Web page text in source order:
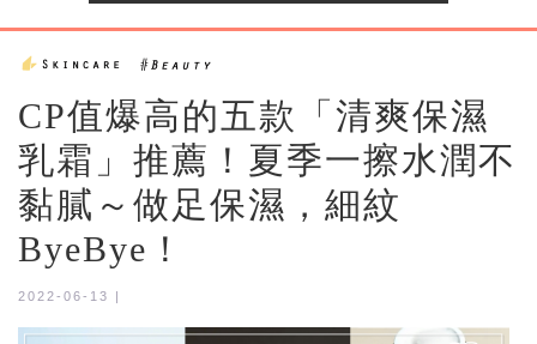
CP值爆高的五款「清爽保濕
乳霜」推薦！夏季一擦水潤不
黏膩～做足保濕，細紋
ByeBye！
2022-06-13 |